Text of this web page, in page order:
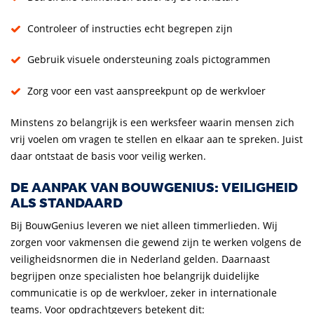
Controleer of instructies echt begrepen zijn
Gebruik visuele ondersteuning zoals pictogrammen
Zorg voor een vast aanspreekpunt op de werkvloer
Minstens zo belangrijk is een werksfeer waarin mensen zich
vrij voelen om vragen te stellen en elkaar aan te spreken. Juist
daar ontstaat de basis voor veilig werken.
DE AANPAK VAN BOUWGENIUS: VEILIGHEID
ALS STANDAARD
Bij BouwGenius leveren we niet alleen timmerlieden. Wij
zorgen voor vakmensen die gewend zijn te werken volgens de
veiligheidsnormen die in Nederland gelden. Daarnaast
begrijpen onze specialisten hoe belangrijk duidelijke
communicatie is op de werkvloer, zeker in internationale
teams. Voor opdrachtgevers betekent dit: